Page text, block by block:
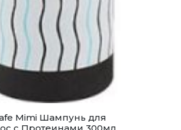
Mimi Шампунь для